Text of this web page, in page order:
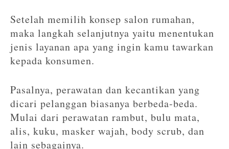
Setelah memilih konsep salon rumahan,
maka langkah selanjutnya yaitu menentukan
jenis layanan apa yang ingin kamu tawarkan
kepada konsumen.
Pasalnya, perawatan dan kecantikan yang
dicari pelanggan biasanya berbeda-beda.
Mulai dari perawatan rambut, bulu mata,
alis, kuku, masker wajah, body scrub, dan
lain sebagainya.